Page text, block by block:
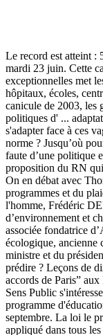
Le record est atteint :
mardi 23 juin. Cette
exceptionnelles met
hôpitaux, écoles,
canicule de 2003, les
politiques d' ...
s'adapter face à ces
norme ? Jusqu’où
faute d’une politique
proposition du RN
On en débat avec
programmes et du
l'homme, Frédéric
d’environnement et
associée fondatrice
écologique, ancienne
ministre et du
prédire ? Leçons de
accords de Paris”
Sens Public
programme
septembre. La loi le
appliqué dans tous